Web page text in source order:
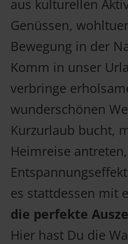
aus kulturellen
Genüssen,
Bewegung in der
Komm in unser
verbringe
wunderschönen
Kurzurlaub bucht,
Heimreise
es stattdessen mit
die perfekte
Hier hast Du die